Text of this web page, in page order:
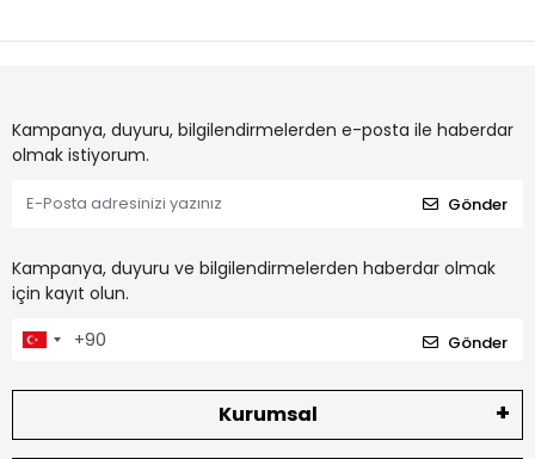
Kampanya, duyuru, bilgilendirmelerden e-posta ile haberdar
olmak istiyorum.
Gönder
Kampanya, duyuru ve bilgilendirmelerden haberdar olmak
için kayıt olun.
Gönder
Kurumsal